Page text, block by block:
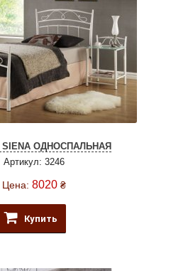
SIENA ОДНОСПАЛЬНАЯ
Артикул: 3246
Цена: 8020 ₴
Купить